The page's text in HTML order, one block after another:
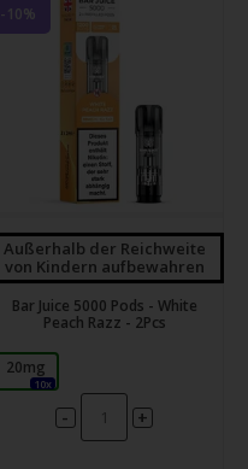
-10%
Außerhalb der Reichweite
von Kindern aufbewahren
Bar Juice 5000 Pods - White
Peach Razz - 2Pcs
20mg
10x
- +